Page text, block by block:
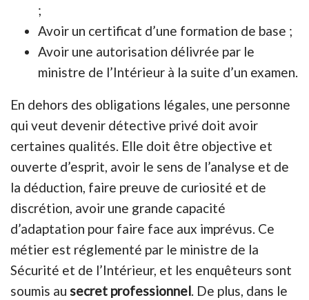
;
Avoir un certificat d’une formation de base ;
Avoir une autorisation délivrée par le
ministre de l’Intérieur à la suite d’un examen.
En dehors des obligations légales, une personne
qui veut devenir détective privé doit avoir
certaines qualités. Elle doit être objective et
ouverte d’esprit, avoir le sens de l’analyse et de
la déduction, faire preuve de curiosité et de
discrétion, avoir une grande capacité
d’adaptation pour faire face aux imprévus. Ce
métier est réglementé par le ministre de la
Sécurité et de l’Intérieur, et les enquêteurs sont
soumis au secret professionnel. De plus, dans le